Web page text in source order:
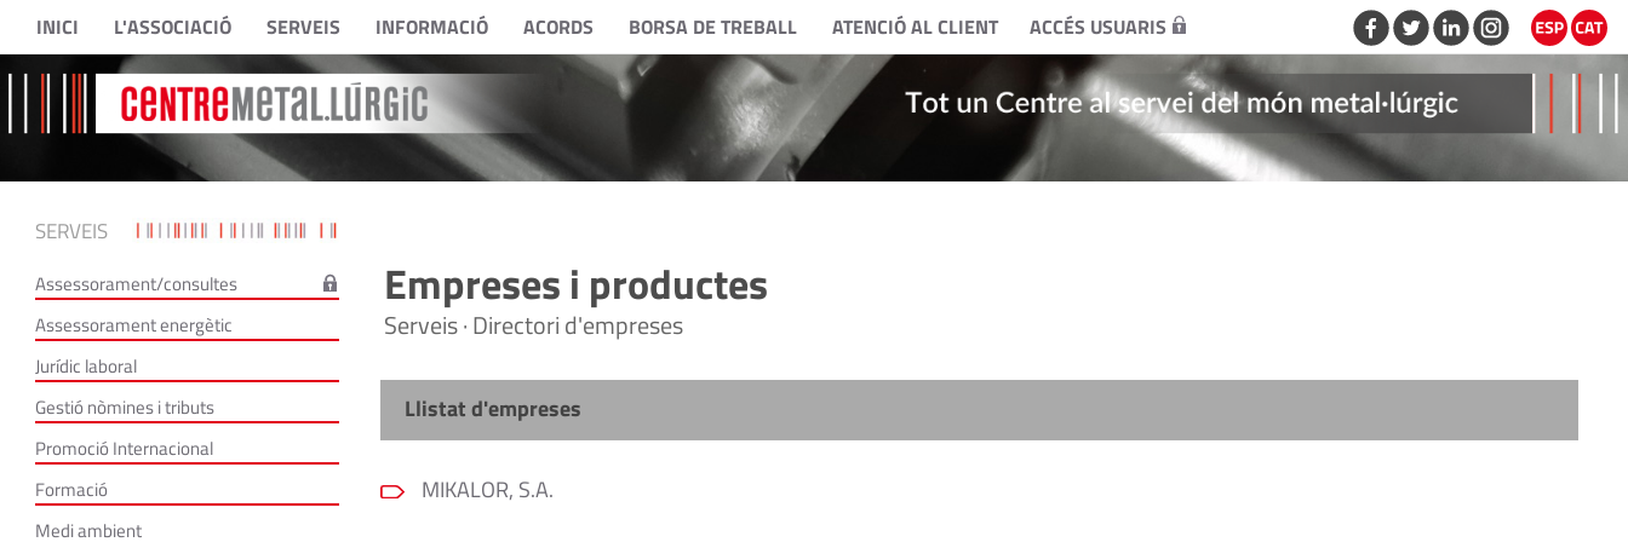
INICI L'ASSOCIACIÓ SERVEIS INFORMACIÓ ACORDS BORSA DE TREBALL ATENCIÓ AL CLIENT ACCÉS USUARIS
SERVEIS
Assessorament/consultes
Assessorament energètic
Jurídic laboral
Gestió nòmines i tributs
Promoció Internacional
Formació
Medi ambient
Empreses i productes
Serveis · Directori d'empreses
Llistat d'empreses
MIKALOR, S.A.